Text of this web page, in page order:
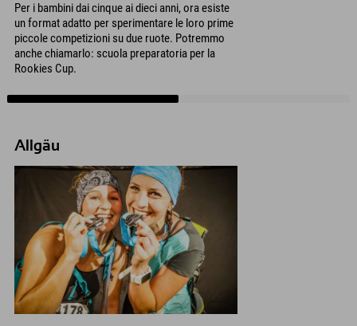
Per i bambini dai cinque ai dieci anni, ora esiste
un format adatto per sperimentare le loro prime
piccole competizioni su due ruote. Potremmo
anche chiamarlo: scuola preparatoria per la
Rookies Cup.
Allgäu